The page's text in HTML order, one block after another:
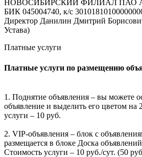
НОВОСИБИРСКИЙ ФИЛИАЛ ПАО
БИК 045004740, к/с
Директор Данилин Дмитрий
Устава)
Платные услуги
Платные услуги по размещению
1. Поднятие объявления – вы можете
объявление и выделить его цветом на
услуги – 10 руб.
2. VIP-объявления – блок с
размещается в блоке Доска
Стоимость услуги – 10 руб./сут. (50